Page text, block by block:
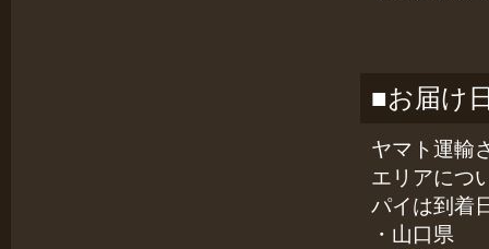
■お届け
ヤマト運輸
エリアにつ
パイは到着
・山口県